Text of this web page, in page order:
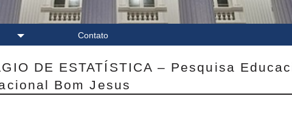
Contato
DE ESTATÍSTICA – Pesquisa
Bom Jesus